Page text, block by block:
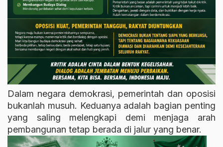
Dalam negara demokrasi, pemerintah dan oposisi
bukanlah musuh. Keduanya adalah bagian penting
yang saling melengkapi demi menjaga arah
pembangunan tetap berada di jalur yang benar.